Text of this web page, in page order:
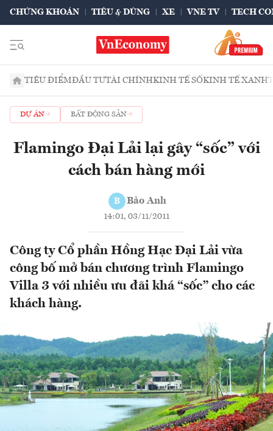
CHỨNG KHOÁN TIÊU & DÙNG XE VNE TV TECH
TIÊU ĐIỂMĐẦU TƯTÀI CHÍNHKINH TẾ SỐKINH TẾ XANH
DỰ ÁN BẤT ĐỘNG SẢN
Flamingo Đại Lải lại gây “sốc” với
cách bán hàng mới
B Bảo Anh
14:01, 03/11/2011
Công ty Cổ phần Hồng Hạc Đại Lải vừa
công bố mở bán chương trình Flamingo
Villa 3 với nhiều ưu đãi khá “sốc” cho các
khách hàng.